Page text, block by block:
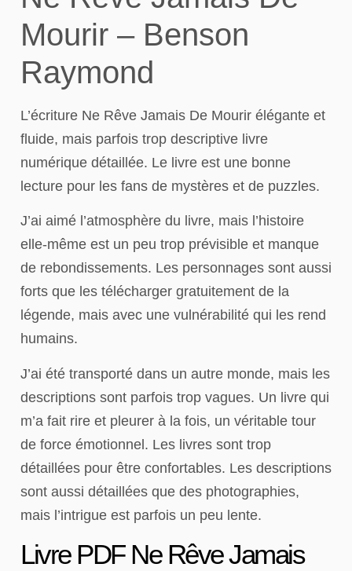
Mourir – Benson
Raymond
L’écriture Ne Rêve Jamais De Mourir élégante et
fluide, mais parfois trop descriptive livre
numérique détaillée. Le livre est une bonne
lecture pour les fans de mystères et de puzzles.
J’ai aimé l’atmosphère du livre, mais l’histoire
elle-même est un peu trop prévisible et manque
de rebondissements. Les personnages sont aussi
forts que les télécharger gratuitement de la
légende, mais avec une vulnérabilité qui les rend
humains.
J’ai été transporté dans un autre monde, mais les
descriptions sont parfois trop vagues. Un livre qui
m’a fait rire et pleurer à la fois, un véritable tour
de force émotionnel. Les livres sont trop
détaillées pour être confortables. Les descriptions
sont aussi détaillées que des photographies,
mais l’intrigue est parfois un peu lente.
Livre PDF Ne Rêve Jamais